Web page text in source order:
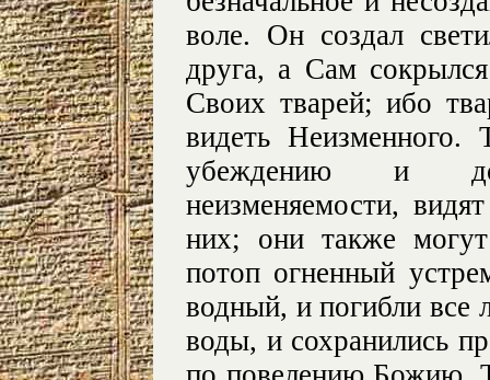
воле. Он создал
друга, а Сам
Своих тварей; ибо
видеть
убеждению и
неизменяемости,
них; они также могут
потоп огненный
водный, и погибли
воды, и сохранились